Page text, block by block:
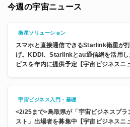
今週の宇宙ニュース
衛星ソリューション
スマホと直接通信できるStarlink衛星が
げ。KDDI、Starlinkとau通信網を活用し
ビスを年内に提供予定【宇宙ビジネスニ
宇宙ビジネス入門・基礎
<2/25まで>鳥取県が「宇宙ビジネスプラ
スト」出場者を募集中【宇宙ビジネスニ